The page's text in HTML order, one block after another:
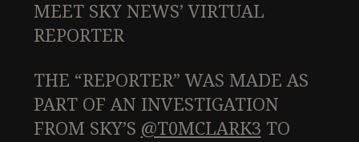
MEET SKY NEWS’ VIRTUAL
REPORTER
THE “REPORTER” WAS MADE AS
PART OF AN INVESTIGATION
FROM SKY’S @T0MCLARK3 TO